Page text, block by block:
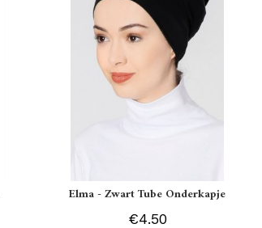
Elma - Zwart Tube Onderkapje
€4.50